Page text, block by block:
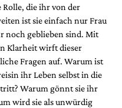
die ihr von der
ist sie einfach nur Frau
noch geblieben sind. Mit
Klarheit wirft dieser
Fragen auf. Warum ist
ihr Leben selbst in die
Warum gönnt sie ihr
wird sie als unwürdig